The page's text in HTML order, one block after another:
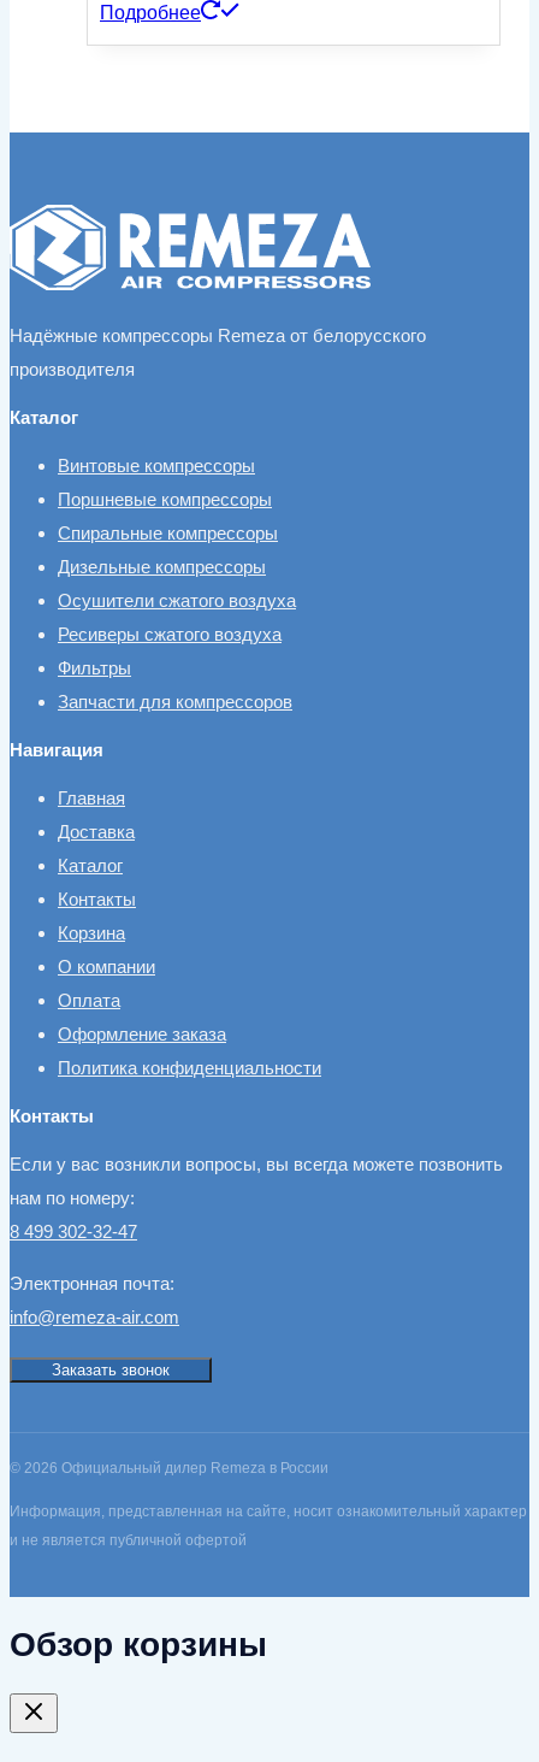
Подробнее
Надёжные компрессоры Remeza от белорусского
производителя
Каталог
Винтовые компрессоры
Поршневые компрессоры
Спиральные компрессоры
Дизельные компрессоры
Осушители сжатого воздуха
Ресиверы сжатого воздуха
Фильтры
Запчасти для компрессоров
Навигация
Главная
Доставка
Каталог
Контакты
Корзина
О компании
Оплата
Оформление заказа
Политика конфиденциальности
Контакты
Если у вас возникли вопросы, вы всегда можете позвонить
нам по номеру:
8 499 302-32-47
Электронная почта:
info@remeza-air.com
Заказать звонок
© 2026 Официальный дилер Remeza в России
Информация, представленная на сайте, носит ознакомительный характер
и не является публичной офертой
Обзор корзины